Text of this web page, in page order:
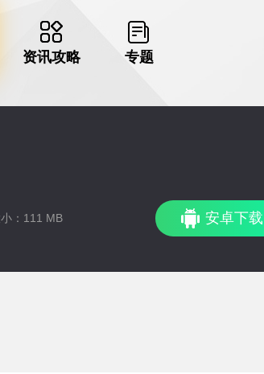
资讯攻略 专题
：111 MB 安卓下载